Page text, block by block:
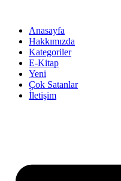
Anasayfa
Hakkımızda
Kategoriler
E-Kitap
Yeni
Çok Satanlar
İletişim